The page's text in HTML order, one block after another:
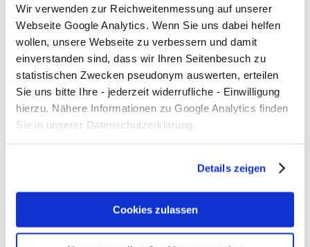
Wir verwenden zur Reichweitenmessung auf unserer
Webseite Google Analytics. Wenn Sie uns dabei helfen
wollen, unsere Webseite zu verbessern und damit
einverstanden sind, dass wir Ihren Seitenbesuch zu
statistischen Zwecken pseudonym auswerten, erteilen
Sie uns bitte Ihre - jederzeit widerrufliche - Einwilligung
hierzu. Nähere Informationen zu Google Analytics finden
Sie in unserer Datenschutzerklärung.
Details zeigen
Cookies zulassen
Im Oktober war die Messe für
pflanzlichen Lebensstil und ökologische